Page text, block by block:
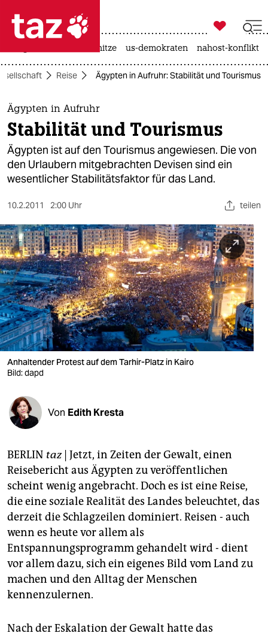
 taz zahl ich
taz zahl ich
themen
politik
öko
sport
berlin
nord
wahrheit
verlag
verlag
veranstaltungen
shop
unterstützen
abo
genossenschaft
epaper login

taz zahl ich
hitze us-demokraten nahost-konflikt
Reise Ägypten in Aufruhr: Stabilität und Tourismus
Ägypten in Aufruhr
Stabilität und Tourismus
Ägypten ist auf den Tourismus angewiesen. Die von
den Urlaubern mitgebrachten Devisen sind ein
wesentlicher Stabilitätsfaktor für das Land.
10.2.2011 2:00 Uhr teilen
Anhaltender Protest auf dem Tarhir-Platz in Kairo
Bild: dapd
Von Edith Kresta
BERLIN taz| Jetzt, in Zeiten der Gewalt, einen
Reisebericht aus Ägypten zu veröffentlichen
scheint wenig angebracht. Doch es ist eine Reise,
die eine soziale Realität des Landes beleuchtet, das
derzeit die Schlagzeilen dominiert. Reisen - auch
wenn es heute vor allem als
Entspannungsprogramm gehandelt wird - dient
vor allem dazu, sich ein eigenes Bild vom Land zu
machen und den Alltag der Menschen
kennenzulernen.
Nach der Eskalation der Gewalt hatte das